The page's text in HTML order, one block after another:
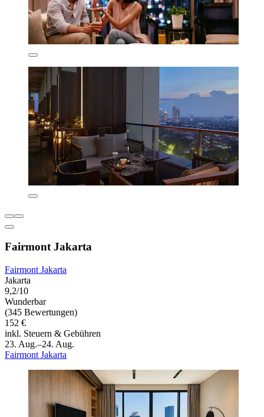
Fairmont Jakarta
Fairmont Jakarta
Jakarta
9,2/10
Wunderbar
(345 Bewertungen)
152 €
inkl. Steuern & Gebühren
23. Aug.–24. Aug.
Fairmont Jakarta